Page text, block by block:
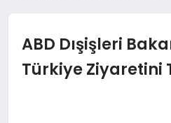
DÜNYA
ABD Dışişleri
Türkiye Ziyaretini